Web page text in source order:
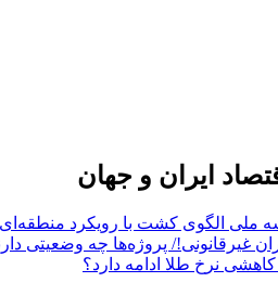
ایران و جهان
غیرقانونی!/ پروژه‌ها چه وضعیتی
نرخ طلا ادامه دارد؟